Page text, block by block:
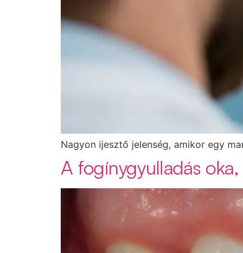
Nagyon ijesztő jelenség, amikor egy
A fogínygyulladás oka,